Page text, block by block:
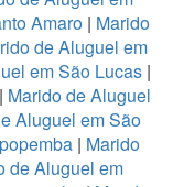
Amaro | Marido
de Aluguel em
em São Lucas|
| Marido de Aluguel
Aluguel em São
| Marido
de Aluguel em